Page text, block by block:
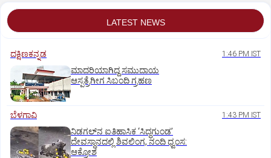
LATEST NEWS
ದಕ್ಷಿಣಕನ್ನಡ 1:46 PM IST
ಮಾದರಿಯಾಗಿದ್ದ ಸಮುದಾಯ
ಆಸ್ಪತ್ರೆಗೀಗ ಸಿಬಂದಿ ಗ್ರಹಣ
ಬೆಳಗಾವಿ 1:43 PM IST
ನಿಡಗಲ್‌ನ ಐತಿಹಾಸಿಕ ‘ಸಿದ್ಧಗುಂಡ’
ದೇವಸ್ಥಾನದಲ್ಲಿ ಶಿವಲಿಂಗ, ನಂದಿ ಧ್ವಂಸ:
ಆಕ್ರೋಶ